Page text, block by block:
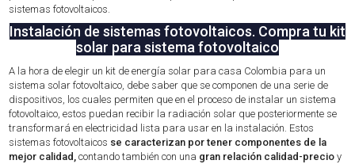
sistemas fotovoltaicos.
Instalación de sistemas fotovoltaicos. Compra tu kit
solar para sistema fotovoltaico
A la hora de elegir un kit de energía solar para casa Colombia para un
sistema solar fotovoltaico, debe saber que se componen de una serie de
dispositivos, los cuales permiten que en el proceso de instalar un sistema
fotovoltaico, estos puedan recibir la radiación solar que posteriormente se
transformará en electricidad lista para usar en la instalación. Estos
sistemas fotovoltaicos se caracterizan por tener componentes de la
mejor calidad, contando también con una gran relación calidad-precio y